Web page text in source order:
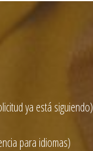
ya está siguiendo)
para idiomas)